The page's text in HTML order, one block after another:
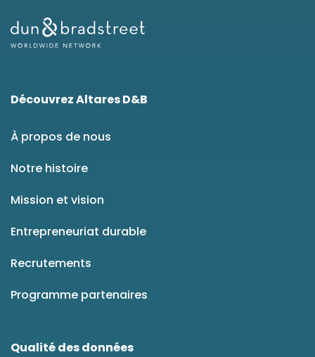
Découvrez Altares D&B
À propos de nous
Notre histoire
Mission et vision
Entrepreneuriat durable
Recrutements
Programme partenaires
Qualité des données